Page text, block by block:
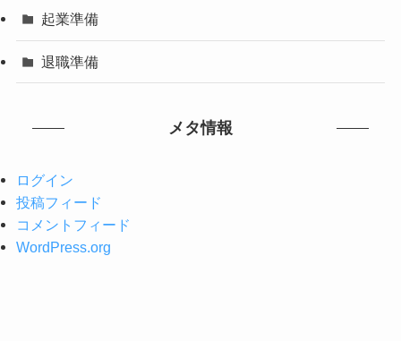
起業準備
退職準備
メタ情報
ログイン
投稿フィード
コメントフィード
WordPress.org